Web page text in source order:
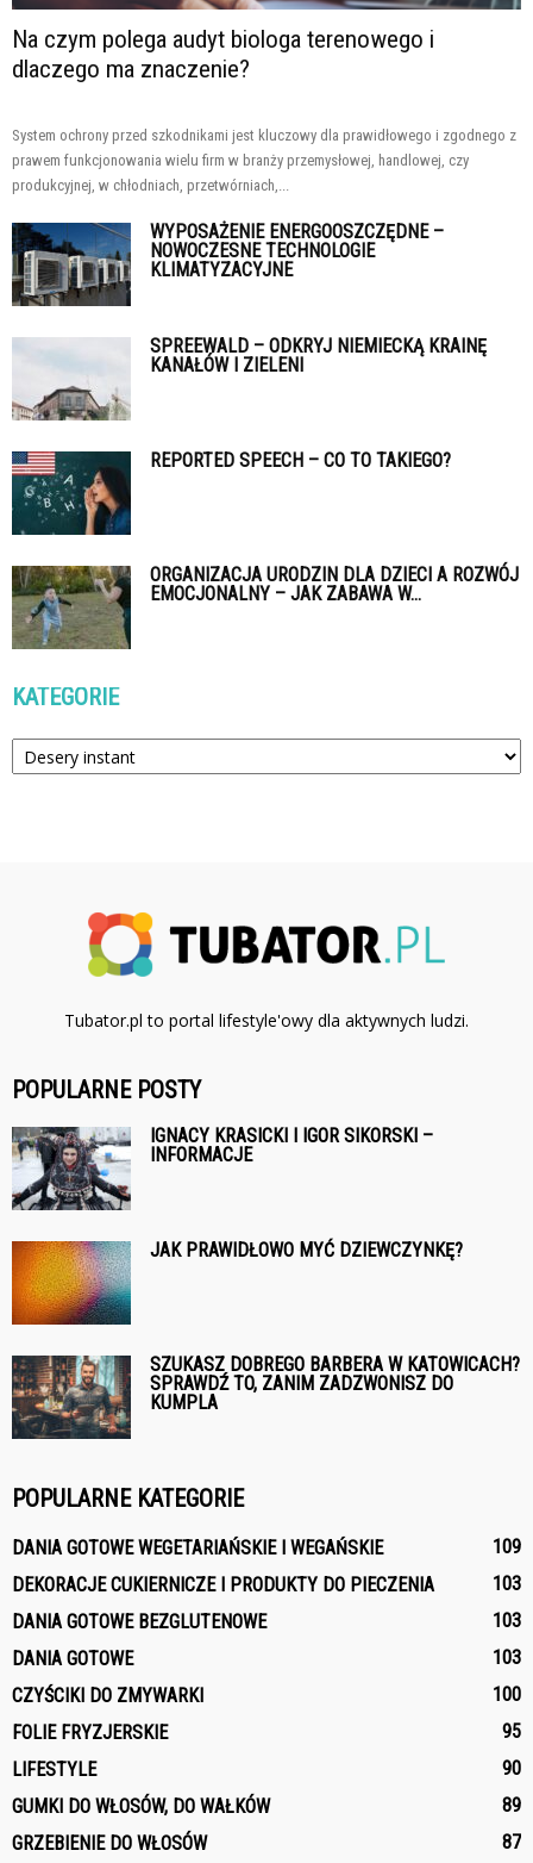
Na czym polega audyt biologa terenowego i
dlaczego ma znaczenie?
System ochrony przed szkodnikami jest kluczowy dla prawidłowego i zgodnego z
prawem funkcjonowania wielu firm w branży przemysłowej, handlowej, czy
produkcyjnej, w chłodniach, przetwórniach,...
WYPOSAŻENIE ENERGOOSZCZĘDNE –
NOWOCZESNE TECHNOLOGIE
KLIMATYZACYJNE
SPREEWALD – ODKRYJ NIEMIECKĄ KRAINĘ
KANAŁÓW I ZIELENI
REPORTED SPEECH – CO TO TAKIEGO?
ORGANIZACJA URODZIN DLA DZIECI A ROZWÓJ
EMOCJONALNY – JAK ZABAWA W...
KATEGORIE
Kategorie
Tubator.pl to portal lifestyle'owy dla aktywnych ludzi.
POPULARNE POSTY
IGNACY KRASICKI I IGOR SIKORSKI –
INFORMACJE
JAK PRAWIDŁOWO MYĆ DZIEWCZYNKĘ?
SZUKASZ DOBREGO BARBERA W KATOWICACH?
SPRAWDŹ TO, ZANIM ZADZWONISZ DO
KUMPLA
POPULARNE KATEGORIE
DANIA GOTOWE WEGETARIAŃSKIE I WEGAŃSKIE
109
DEKORACJE CUKIERNICZE I PRODUKTY DO PIECZENIA
103
DANIA GOTOWE BEZGLUTENOWE
103
DANIA GOTOWE
103
CZYŚCIKI DO ZMYWARKI
100
FOLIE FRYZJERSKIE
95
LIFESTYLE
90
GUMKI DO WŁOSÓW, DO WAŁKÓW
89
GRZEBIENIE DO WŁOSÓW
87